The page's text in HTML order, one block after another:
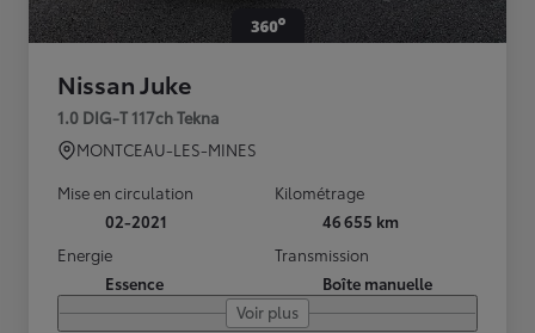
Nissan Juke
1.0 DIG-T 117ch Tekna
MONTCEAU-LES-MINES
Mise en circulation
02-2021
Kilométrage
46 655 km
Energie
Essence
Transmission
Boîte manuelle
Voir plus